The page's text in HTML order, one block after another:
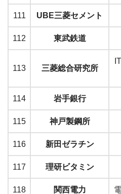
111 UBE三菱セメント
112 東武鉄道
113 三菱総合研究所
114 岩手銀行
115 神戸製鋼所
116 新田ゼラチン
117 理研ビタミン
118 関西電力